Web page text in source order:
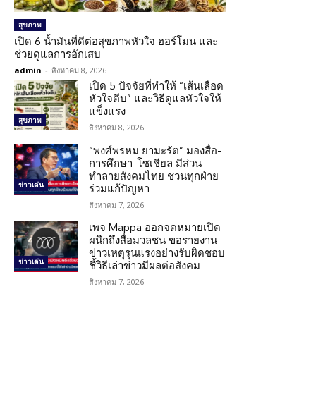
สุขภาพ
เปิด 6 น้ำมันที่ดีต่อสุขภาพหัวใจ ฮอร์โมน และ
ช่วยดูแลการอักเสบ
admin - สิงหาคม 8, 2026
สุขภาพ
เปิด 5 ปัจจัยที่ทำให้ “เส้นเลือด
หัวใจตีบ” และวิธีดูแลหัวใจให้
แข็งแรง
สิงหาคม 8, 2026
ข่าวเด่น
“พงศ์พรหม ยามะรัต” มองสื่อ-
การศึกษา-โซเชียล มีส่วน
ทำลายสังคมไทย ชวนทุกฝ่าย
ร่วมแก้ปัญหา
สิงหาคม 7, 2026
ข่าวเด่น
เพจ Mappa ออกจดหมายเปิด
ผนึกถึงสื่อมวลชน ขอรายงาน
ข่าวเหตุรุนแรงอย่างรับผิดชอบ
ชี้วิธีเล่าข่าวมีผลต่อสังคม
สิงหาคม 7, 2026